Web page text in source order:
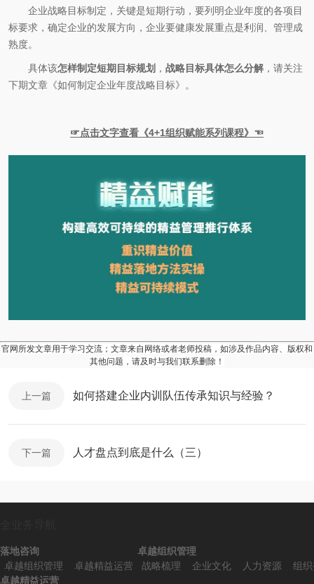
企业战略目标制定，关键是短期行动，要列明企业年度的各项目
标要求，确定企业的发展方向，企业要健康发展重点是利润、管理成
熟度。
具体该怎样制定短期目标规划 ， 战略目标具体怎么分解 ，请关注
下期文章《如何制定企业年度战略目标》。
☞点击文字查看《4+1组织赋能系列课程》☜
官网所发文章用于学习交流；文章来自网络或者老师投稿，如涉及作品内容、版权和
其他问题，请及时与我们联系删除！
上一篇 如何搭建企业内训队伍传承知识与经验？
下一篇 人才盘点到底是什么（三）
落地咨询
卓越组织管理
卓越精益运营
卓越组织管理
战略梳理
企业文化 人力资源
组
卓越精益运营